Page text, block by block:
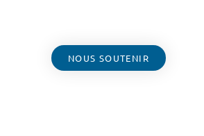
NOUS SOUTENIR